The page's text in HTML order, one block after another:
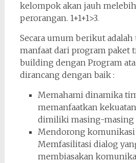
kelompok akan jauh
perorangan. 1+1+1>3.
Secara umum berikut
manfaat dari program paket
building dengan Program
dirancang dengan baik :
Memahami dinamika
memanfaatkan
dimiliki masing-masing
Mendorong komunikasi
Memfasilitasi dialog
membiasakan